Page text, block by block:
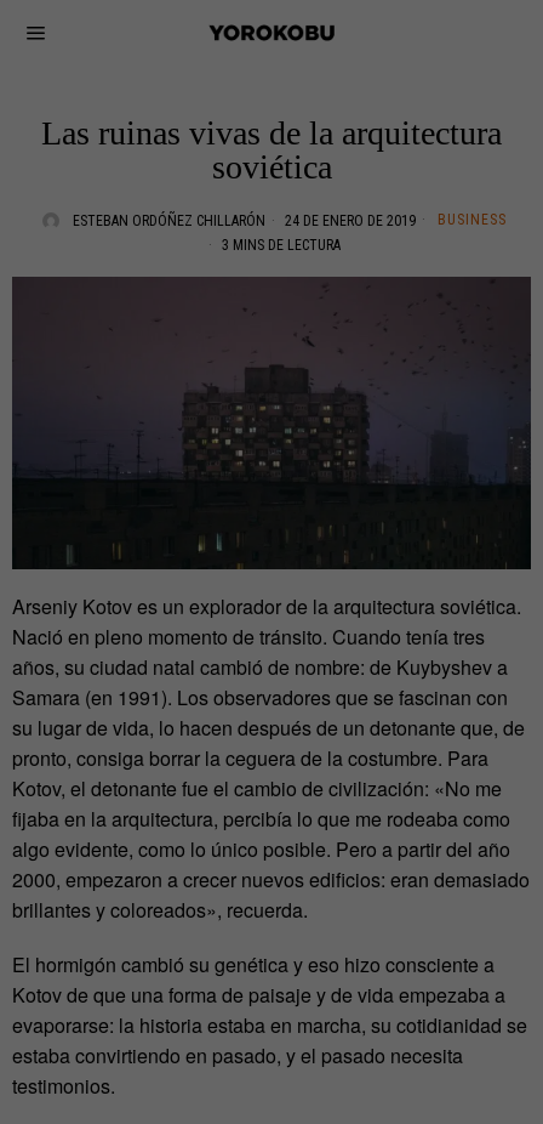
Las ruinas vivas de la arquitectura
soviética
ESTEBAN ORDÓÑEZ CHILLARÓN 24 DE ENERO DE 2019
BUSINESS
3 MINS DE LECTURA
Arseniy Kotov es un explorador de la arquitectura soviética.
Nació en pleno momento de tránsito. Cuando tenía tres
años, su ciudad natal cambió de nombre: de Kuybyshev a
Samara (en 1991). Los observadores que se fascinan con
su lugar de vida, lo hacen después de un detonante que, de
pronto, consiga borrar la ceguera de la costumbre. Para
Kotov, el detonante fue el cambio de civilización: «No me
fijaba en la arquitectura, percibía lo que me rodeaba como
algo evidente, como lo único posible. Pero a partir del año
2000, empezaron a crecer nuevos edificios: eran demasiado
brillantes y coloreados», recuerda.
El hormigón cambió su genética y eso hizo consciente a
Kotov de que una forma de paisaje y de vida empezaba a
evaporarse: la historia estaba en marcha, su cotidianidad se
estaba convirtiendo en pasado, y el pasado necesita
testimonios.